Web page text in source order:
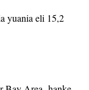
yuania eli 15,2